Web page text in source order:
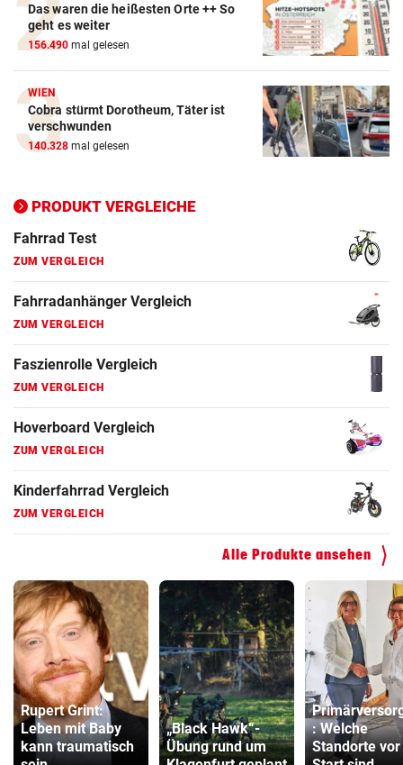
Das waren die heißesten Orte ++ So
geht es weiter
156.490 mal gelesen
WIEN
Cobra stürmt Dorotheum, Täter ist
verschwunden
140.328 mal gelesen
PRODUKT VERGLEICHE
Action-Cam Vergleich
ZUM VERGLEICH
Crosstrainer Vergleich
ZUM VERGLEICH
E-Bike Vergleich
ZUM VERGLEICH
Elektro-Scooter Vergleich
ZUM VERGLEICH
Ergometer Vergleich
ZUM VERGLEICH
Fahrradanhänger Vergleich
ZUM VERGLEICH
Faszienrolle Vergleich
ZUM VERGLEICH
Hoverboard Vergleich
ZUM VERGLEICH
Alle Produkte ansehen
Rupert Grint:
Leben mit Baby
kann traumatisch
„Black Hawk“-
Übung rund um
: Welche
Standorte vor